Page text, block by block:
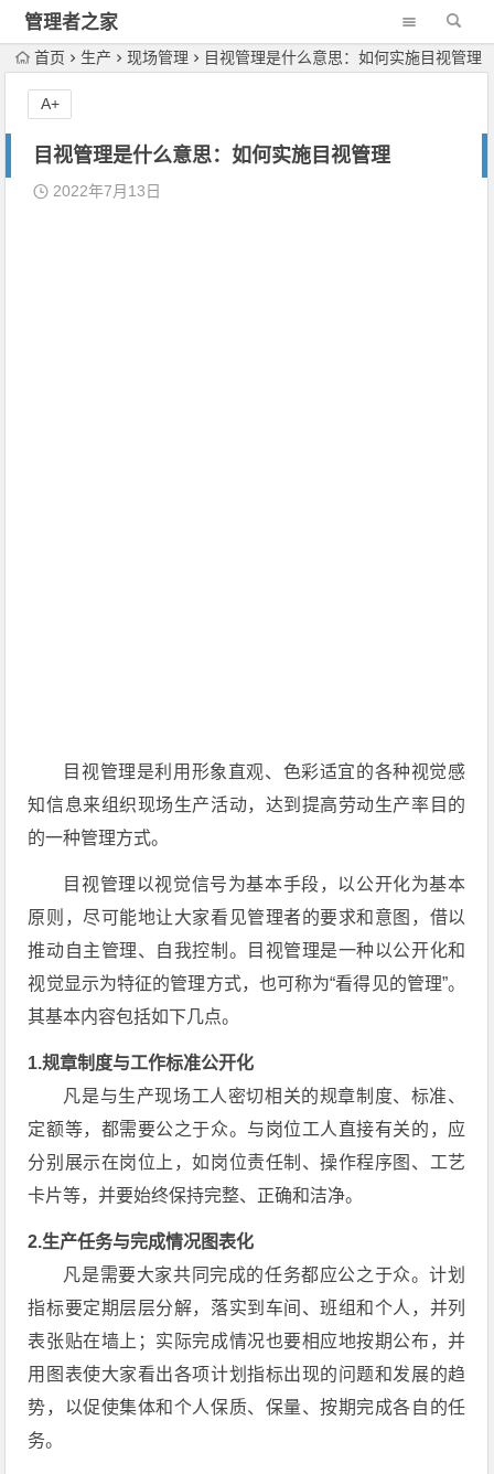
管理者之家
首页 生产 现场管理 目视管理是什么意思：如何实施目视管理
目视管理是什么意思：如何实施目视管理
2022年7月13日
目视管理是利用形象直观、色彩适宜的各种视觉感
知信息来组织现场生产活动，达到提高劳动生产率目的
的一种管理方式。
目视管理以视觉信号为基本手段，以公开化为基本
原则，尽可能地让大家看见管理者的要求和意图，借以
推动自主管理、自我控制。目视管理是一种以公开化和
视觉显示为特征的管理方式，也可称为“看得见的管理”。
其基本内容包括如下几点。
1.规章制度与工作标准公开化
凡是与生产现场工人密切相关的规章制度、标准、
定额等，都需要公之于众。与岗位工人直接有关的，应
分别展示在岗位上，如岗位责任制、操作程序图、工艺
卡片等，并要始终保持完整、正确和洁净。
2.生产任务与完成情况图表化
凡是需要大家共同完成的任务都应公之于众。计划
指标要定期层层分解，落实到车间、班组和个人，并列
表张贴在墙上；实际完成情况也要相应地按期公布，并
用图表使大家看出各项计划指标出现的问题和发展的趋
势，以促使集体和个人保质、保量、按期完成各自的任
务。
A+